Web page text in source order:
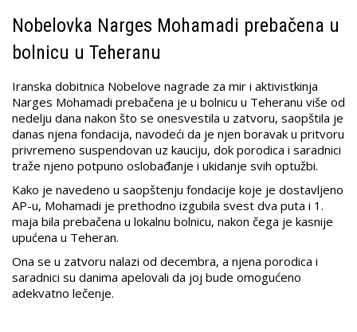
Nobelovka Narges Mohamadi prebačena u
bolnicu u Teheranu
Iranska dobitnica Nobelove nagrade za mir i aktivistkinja
Narges Mohamadi prebačena je u bolnicu u Teheranu više od
nedelju dana nakon što se onesvestila u zatvoru, saopštila je
danas njena fondacija, navodeći da je njen boravak u pritvoru
privremeno suspendovan uz kauciju, dok porodica i saradnici
traže njeno potpuno oslobađanje i ukidanje svih optužbi.
Kako je navedeno u saopštenju fondacije koje je dostavljeno
AP-u, Mohamadi je prethodno izgubila svest dva puta i 1.
maja bila prebačena u lokalnu bolnicu, nakon čega je kasnije
upućena u Teheran.
Ona se u zatvoru nalazi od decembra, a njena porodica i
saradnici su danima apelovali da joj bude omogućeno
adekvatno lečenje.